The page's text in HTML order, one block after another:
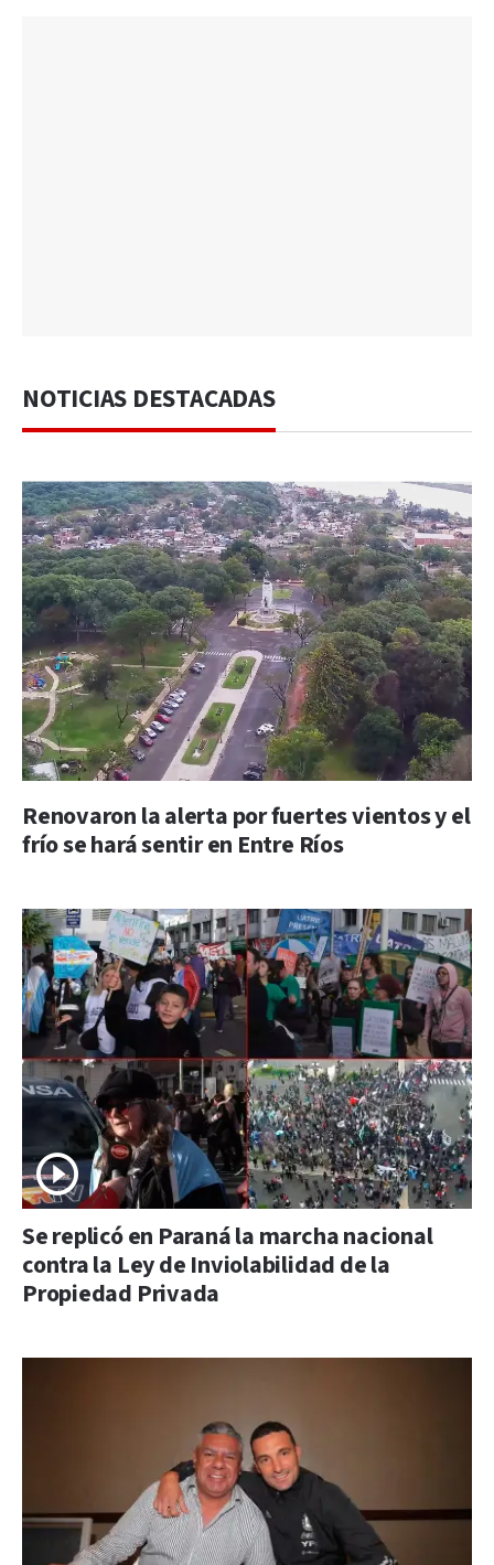
NOTICIAS DESTACADAS
Renovaron la alerta por fuertes vientos y el
frío se hará sentir en Entre Ríos
Se replicó en Paraná la marcha nacional
contra la Ley de Inviolabilidad de la
Propiedad Privada